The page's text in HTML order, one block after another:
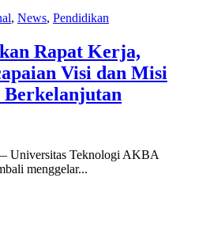
, News, Pendidikan
Rapat Kerja,
Visi dan Misi
Universitas Teknologi AKBA
menggelar...